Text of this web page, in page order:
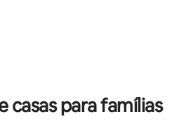
para famílias